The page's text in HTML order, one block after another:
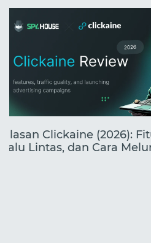
Ulasan Clickaine (2026):
Lalu Lintas, dan Cara